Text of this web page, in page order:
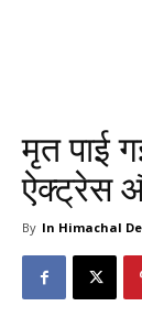
मृत पाई
ऐक्ट्रेस
By In Himachal